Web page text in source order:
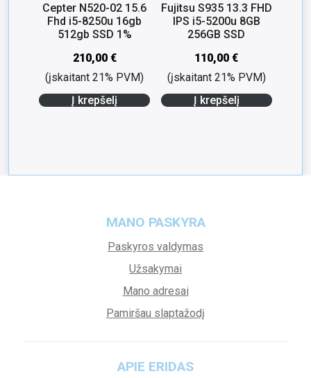
Cepter N520-02 15.6
Fhd i5-8250u 16gb
512gb SSD 1%
210,00 €
(įskaitant 21% PVM)
Į krepšelį
Fujitsu S935 13.3 FHD
IPS i5-5200u 8GB
256GB SSD
110,00€
(įskaitant 21% PVM)
Į krepšelį
MANO PASKYRA
Paskyros valdymas
Užsakymai
Mano adresai
Pamiršau slaptažodį
APIE ERIDAS